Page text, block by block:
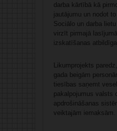
darba kārtībā kā
jautājumu un nodot
Sociālo un darba
virzīt pirmajā
izskatīšanas
Likumprojekts
gada beigām
tiesības saņemt
pakalpojumus valsts
apdrošināšanas
veiktajām iemaksām.